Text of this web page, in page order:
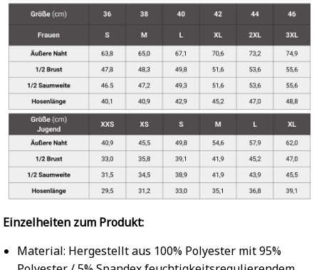
Einzelheiten zum Produkt:
Material: Hergestellt aus 100% Polyester mit 95%